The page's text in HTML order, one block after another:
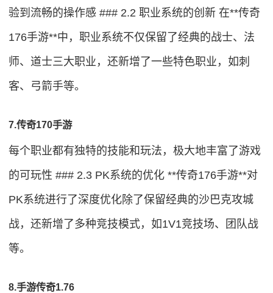
验到流畅的操作感 ### 2.2 职业系统的创新 在**传奇
176手游**中，职业系统不仅保留了经典的战士、法
师、道士三大职业，还新增了一些特色职业，如刺
客、弓箭手等。
7.传奇170手游
每个职业都有独特的技能和玩法，极大地丰富了游戏
的可玩性 ### 2.3 PK系统的优化 **传奇176手游**对
PK系统进行了深度优化除了保留经典的沙巴克攻城
战，还新增了多种竞技模式，如1V1竞技场、团队战
等。
8.手游传奇1.76